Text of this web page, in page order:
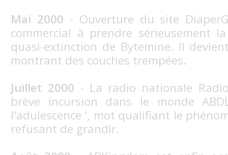
Mai 2000 - Ouverture du site
commercial à prendre sérieusement
quasi-extinction de Bytemine. Il
montrant des couches trempées.
Juillet 2000 - La radio nationale
brève incursion dans le monde
l'adulescence ', mot qualifiant le
refusant de grandir.